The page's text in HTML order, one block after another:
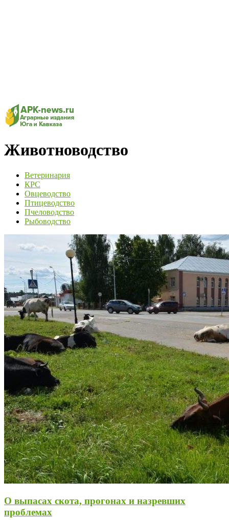
Животноводство
Ветеринария
КРС
Овцеводство
Птицеводство
Пчеловодство
Рыбоводство
О выпасах скота, прогонах и назревших
проблемах